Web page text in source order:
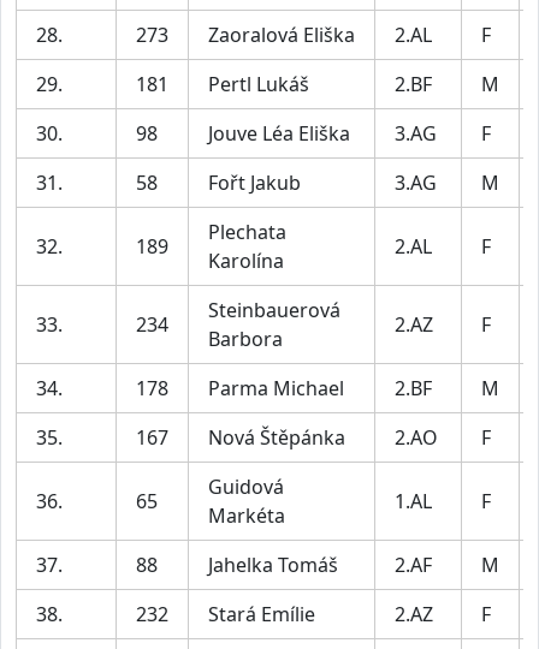
28.
273 Zaoralová Eliška 2.AL
F
29.
181 Pertl Lukáš 2.BF
M
30.
98 Jouve Léa Eliška 3.AG
F
31.
58 Fořt Jakub 3.AG M
32. 189
Plechata
Karolína
2.AL F
33. 234
Steinbauerová
Barbora
2.AZ F
34. 178 Parma Michael 2.BF
M
35.
167 Nová Štěpánka 2.AO F
36. 65
Guidová
Markéta
1.AL F
37. 88 Jahelka Tomáš 2.AF
M
38.
232 Stará Emílie 2.AZ F